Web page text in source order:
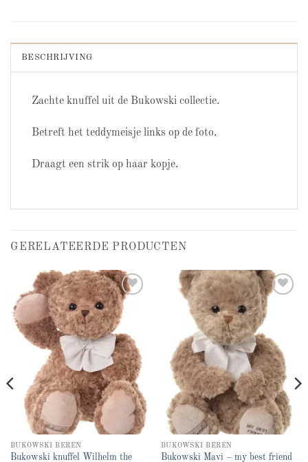
BESCHRIJVING
Zachte knuffel uit de Bukowski collectie.
Betreft het teddymeisje links op de foto.
Draagt een strik op haar kopje.
GERELATEERDE PRODUCTEN
Add to
wishlist
BUKOWSKI BEREN
Bukowski knuffel Wilhelm the
wishlist
BUKOWSKI BEREN
Bukowski Mavi – my best friend